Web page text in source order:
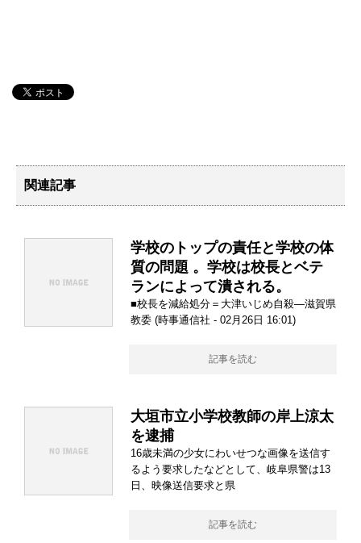
関連記事
学校のトップの責任と学校の体
質の問題 。学校は校長とベテ
ランによって潰される。
■校長を減給処分＝大津いじめ自殺―滋賀県
教委 (時事通信社 - 02月26日 16:01)
記事を読む
大垣市立小学校教師の岸上涼太
を逮捕
16歳未満の少女にわいせつな画像を送信す
るよう要求したなどとして、岐阜県警は13
日、映像送信要求と県
記事を読む